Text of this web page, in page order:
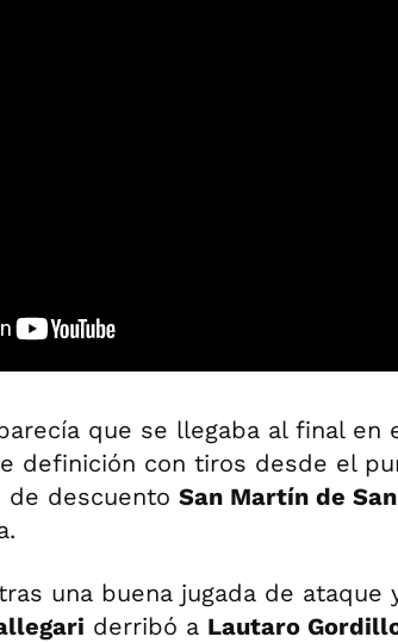
que se llegaba al final en
definición con tiros desde el
de descuento San Martín de
una buena jugada de ataque
derribó a Lautaro